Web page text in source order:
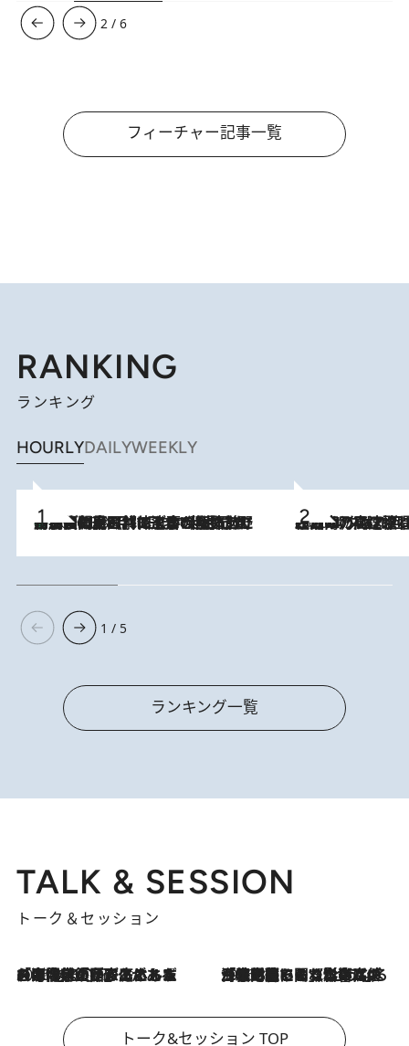
3 /6
フィーチャー記事一覧
RANKING
ランキング
HOURLYDAILYWEEKLY
2026.8.8
「最後に見られてよかった」上野動物園の東園パンダ舎が解体前に特別公開。8月16日まで延長されたパネル展と共に辿る“半世紀”のパンダ飼育《解体工事の図面あり》 2026.8.7
「湘南乃風に憧れて」観客大盛上がりの“タオル回し”に、ラッパー顔負けの高速歌唱まで…さだまさし（74）のアグレッシブすぎる現在地
1 / 5
ランキング一覧
TALK & SESSION
トーク＆セッション
2026.8.3
「今後値上げがあるとすれば…」「リスクがあるのは今年の冬」エネルギー専門家が語る、ホルムズ海峡封鎖が家庭にもたらす“ある心配” 2026.8.3
「住宅建てられない…」「サーチャージ料の高値が続いている」ホルムズ海峡封鎖による影響はいつまで続く？《エネルギー専門家に聞く“どうなる日本の暮らし”》
トーク&セッション TOP